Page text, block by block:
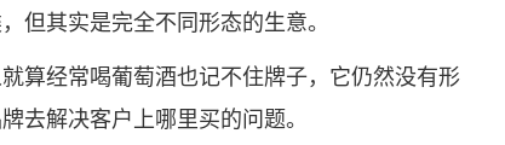
其实是完全不同形态的生意。
经常喝葡萄酒也记不住牌子，它仍然没有形
去解决客户上哪里买的问题。